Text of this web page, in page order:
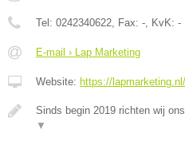
Tel: 0242340622 , Fax: - , KvK: -
E-mail › Lap Marketing
Website: https://lapmarketing.nl/
Sinds begin 2019 richten wij
▼